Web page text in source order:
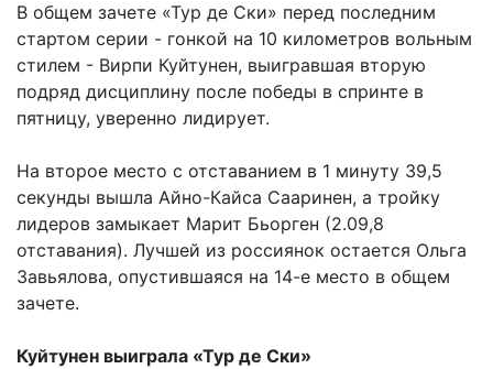
В общем зачете «Тур де Ски» перед последним
стартом серии - гонкой на 10 километров вольным
стилем - Вирпи Куйтунен, выигравшая вторую
подряд дисциплину после победы в спринте в
пятницу, уверенно лидирует.
На второе место с отставанием в 1 минуту 39,5
секунды вышла Айно-Кайса Сааринен, а тройку
лидеров замыкает Марит Бьорген (2.09,8
отставания). Лучшей из россиянок остается Ольга
Завьялова, опустившаяся на 14-е место в общем
зачете.
Куйтунен выиграла «Тур де Ски»